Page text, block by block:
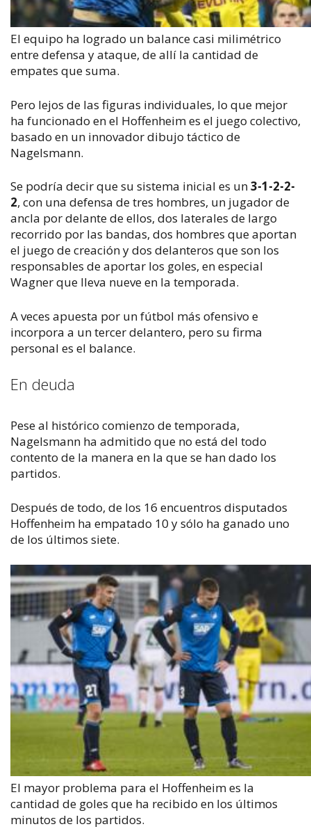
El equipo ha logrado un balance casi milimétrico
entre defensa y ataque, de allí la cantidad de
empates que suma.
Pero lejos de las figuras individuales, lo que mejor
ha funcionado en el Hoffenheim es el juego colectivo,
basado en un innovador dibujo táctico de
Nagelsmann.
Se podría decir que su sistema inicial es un3-1-2-2-
2, con una defensa de tres hombres, un jugador de
ancla por delante de ellos, dos laterales de largo
recorrido por las bandas, dos hombres que aportan
el juego de creación y dos delanteros que son los
responsables de aportar los goles, en especial
Wagner que lleva nueve en la temporada.
A veces apuesta por un fútbol más ofensivo e
incorpora a un tercer delantero, pero su firma
personal es el balance.
En deuda
Pese al histórico comienzo de temporada,
Nagelsmann ha admitido que no está del todo
contento de la manera en la que se han dado los
partidos.
Después de todo, de los 16 encuentros disputados
Hoffenheim ha empatado 10 y sólo ha ganado uno
de los últimos siete.
El mayor problema para el Hoffenheim es la
cantidad de goles que ha recibido en los últimos
minutos de los partidos.